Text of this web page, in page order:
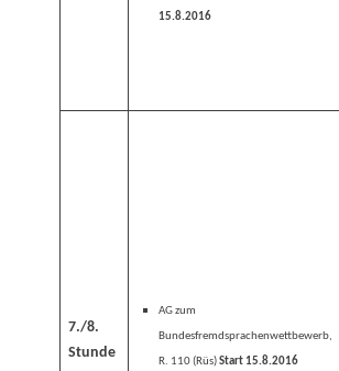
15.8.2016
7./8.
Stunde
AG zum
Bundesfremdsprachenwettbewerb,
R. 110 (Rüs)Start 15.8.2016